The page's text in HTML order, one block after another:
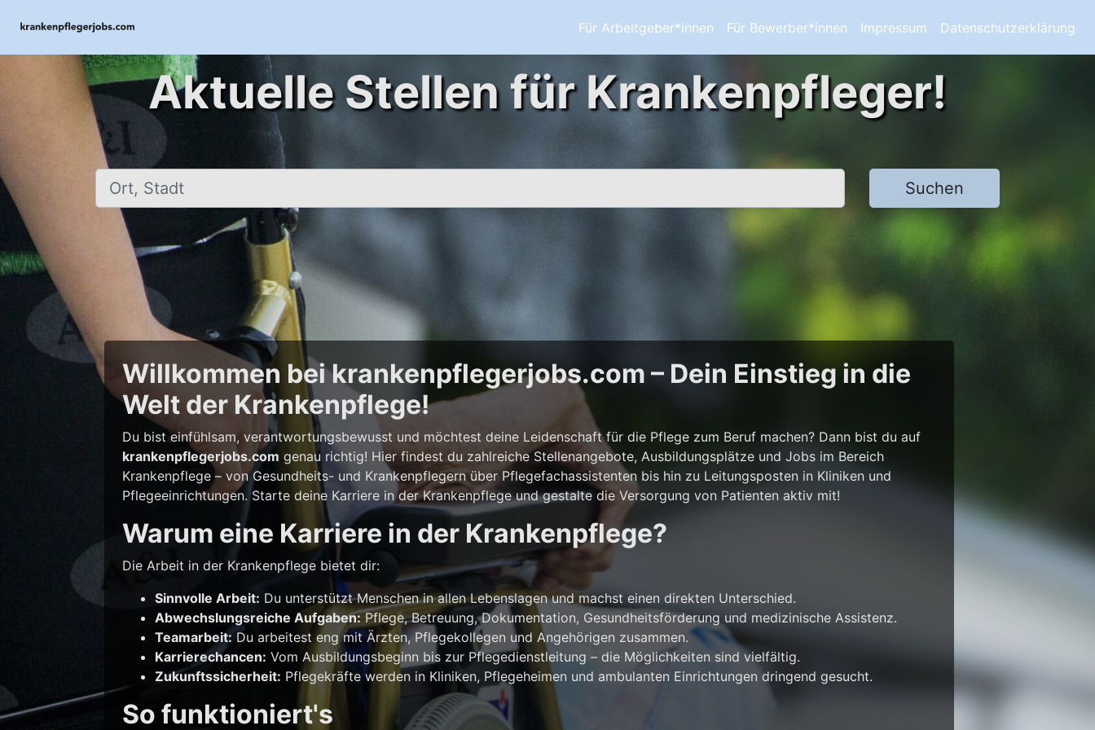
Für Arbeitgeber*innen Für Bewerber*innen Impressum Datenschutzerklärung
Aktuelle Stellen für Krankenpfleger!
Ort, Stadt Suchen
Willkommen bei krankenpflegerjobs.com – Dein Einstieg in die
Welt der Krankenpflege!
Du bist einfühlsam, verantwortungsbewusst und möchtest deine Leidenschaft für die Pflege zum Beruf machen? Dann bist du auf
krankenpflegerjobs.com genau richtig! Hier findest du zahlreiche Stellenangebote, Ausbildungsplätze und Jobs im Bereich
Krankenpflege – von Gesundheits- und Krankenpflegern über Pflegefachassistenten bis hin zu Leitungsposten in Kliniken und
Pflegeeinrichtungen. Starte deine Karriere in der Krankenpflege und gestalte die Versorgung von Patienten aktiv mit!
Warum eine Karriere in der Krankenpflege?
Die Arbeit in der Krankenpflege bietet dir:
Sinnvolle Arbeit: Du unterstützt Menschen in allen Lebenslagen und machst einen direkten Unterschied.
Abwechslungsreiche Aufgaben:Pflege, Betreuung, Dokumentation, Gesundheitsförderung und medizinische Assistenz.
Teamarbeit:Du arbeitest eng mit Ärzten, Pflegekollegen und Angehörigen zusammen.
Karrierechancen: Vom Ausbildungsbeginn bis zur Pflegedienstleitung – die Möglichkeiten sind vielfältig.
Zukunftssicherheit: Pflegekräfte werden in Kliniken, Pflegeheimen und ambulanten Einrichtungen dringend gesucht.
So funktioniert's